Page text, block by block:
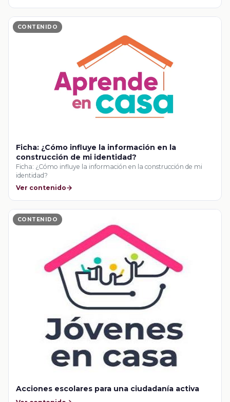
CONTENIDO
Ficha: ¿Cómo influye la información en la
construcción de mi identidad?
Ficha: ¿Cómo influye la información en la construcción de mi
identidad?
Ver contenido
CONTENIDO
Acciones escolares para una ciudadanía activa